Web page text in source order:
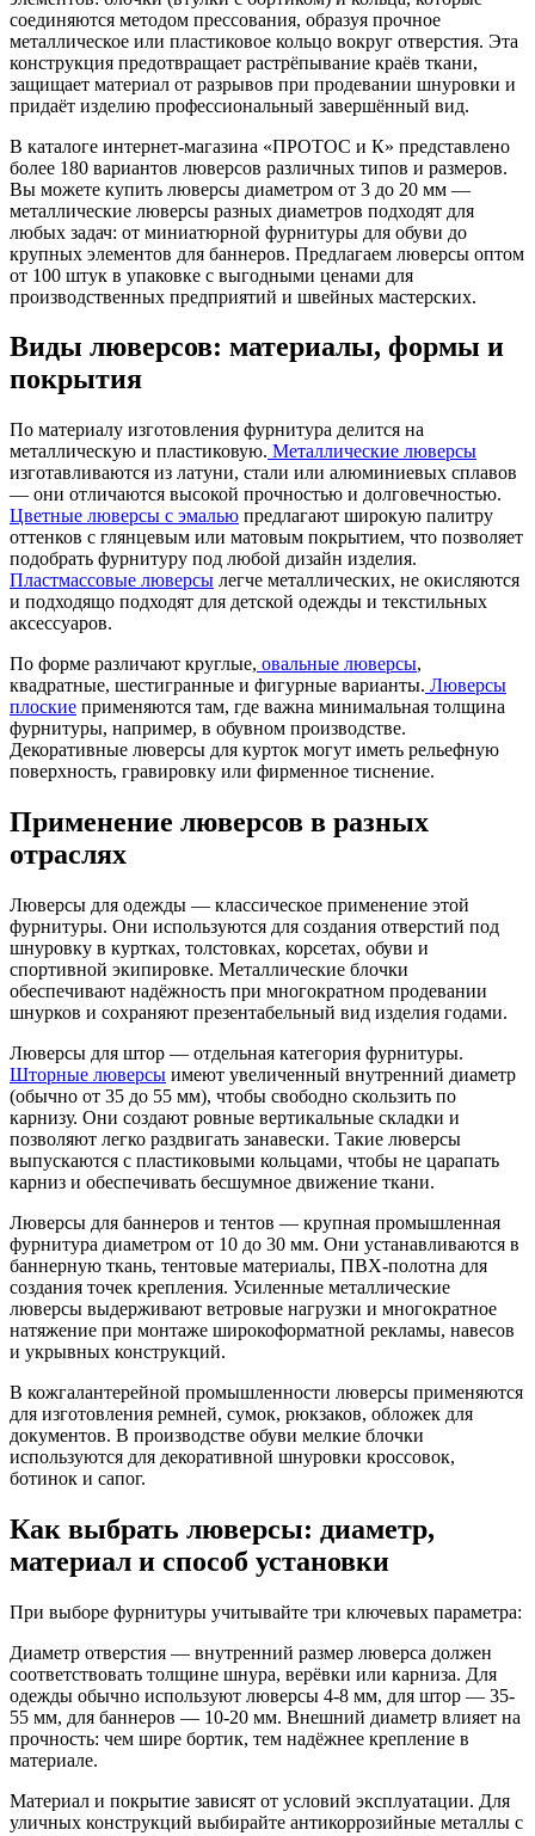
соединяются методом прессования, образуя прочное
металлическое или пластиковое кольцо вокруг отверстия. Эта
конструкция предотвращает растрёпывание краёв ткани,
защищает материал от разрывов при продевании шнуровки и
придаёт изделию профессиональный завершённый вид.
В каталоге интернет-магазина «ПРОТОС и К» представлено
более 180 вариантов люверсов различных типов и размеров.
Вы можете купить люверсы диаметром от 3 до 20 мм —
металлические люверсы разных диаметров подходят для
любых задач: от миниатюрной фурнитуры для обуви до
крупных элементов для баннеров. Предлагаем люверсы оптом
от 100 штук в упаковке с выгодными ценами для
производственных предприятий и швейных мастерских.
Виды люверсов: материалы, формы и
покрытия
По материалу изготовления фурнитура делится на
металлическую и пластиковую. Металлические люверсы
изготавливаются из латуни, стали или алюминиевых сплавов
— они отличаются высокой прочностью и долговечностью.
Цветные люверсы с эмалью предлагают широкую палитру
оттенков с глянцевым или матовым покрытием, что позволяет
подобрать фурнитуру под любой дизайн изделия.
Пластмассовые люверсы легче металлических, не окисляются
и подходящо подходят для детской одежды и текстильных
аксессуаров.
По форме различают круглые, овальные люверсы,
квадратные, шестигранные и фигурные варианты. Люверсы
плоские применяются там, где важна минимальная толщина
фурнитуры, например, в обувном производстве.
Декоративные люверсы для курток могут иметь рельефную
поверхность, гравировку или фирменное тиснение.
Применение люверсов в разных
отраслях
Люверсы для одежды — классическое применение этой
фурнитуры. Они используются для создания отверстий под
шнуровку в куртках, толстовках, корсетах, обуви и
спортивной экипировке. Металлические блочки
обеспечивают надёжность при многократном продевании
шнурков и сохраняют презентабельный вид изделия годами.
Люверсы для штор — отдельная категория фурнитуры.
Шторные люверсы имеют увеличенный внутренний диаметр
(обычно от 35 до 55 мм), чтобы свободно скользить по
карнизу. Они создают ровные вертикальные складки и
позволяют легко раздвигать занавески. Такие люверсы
выпускаются с пластиковыми кольцами, чтобы не царапать
карниз и обеспечивать бесшумное движение ткани.
Люверсы для баннеров и тентов — крупная промышленная
фурнитура диаметром от 10 до 30 мм. Они устанавливаются в
баннерную ткань, тентовые материалы, ПВХ-полотна для
создания точек крепления. Усиленные металлические
люверсы выдерживают ветровые нагрузки и многократное
натяжение при монтаже широкоформатной рекламы, навесов
и укрывных конструкций.
В кожгалантерейной промышленности люверсы применяются
для изготовления ремней, сумок, рюкзаков, обложек для
документов. В производстве обуви мелкие блочки
используются для декоративной шнуровки кроссовок,
ботинок и сапог.
Как выбрать люверсы: диаметр,
материал и способ установки
При выборе фурнитуры учитывайте три ключевых параметра:
Диаметр отверстия — внутренний размер люверса должен
соответствовать толщине шнура, верёвки или карниза. Для
одежды обычно используют люверсы 4-8 мм, для штор — 35-
55 мм, для баннеров — 10-20 мм. Внешний диаметр влияет на
прочность: чем шире бортик, тем надёжнее крепление в
материале.
Материал и покрытие зависят от условий эксплуатации. Для
уличных конструкций выбирайте антикоррозийные металлы с